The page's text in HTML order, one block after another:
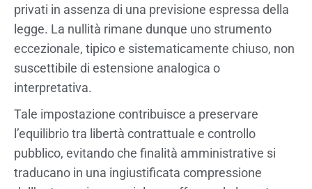
privati in assenza di una previsione espressa della
legge. La nullità rimane dunque uno strumento
eccezionale, tipico e sistematicamente chiuso, non
suscettibile di estensione analogica o
interpretativa.
Tale impostazione contribuisce a preservare
l’equilibrio tra libertà contrattuale e controllo
pubblico, evitando che finalità amministrative si
traducano in una ingiustificata compressione